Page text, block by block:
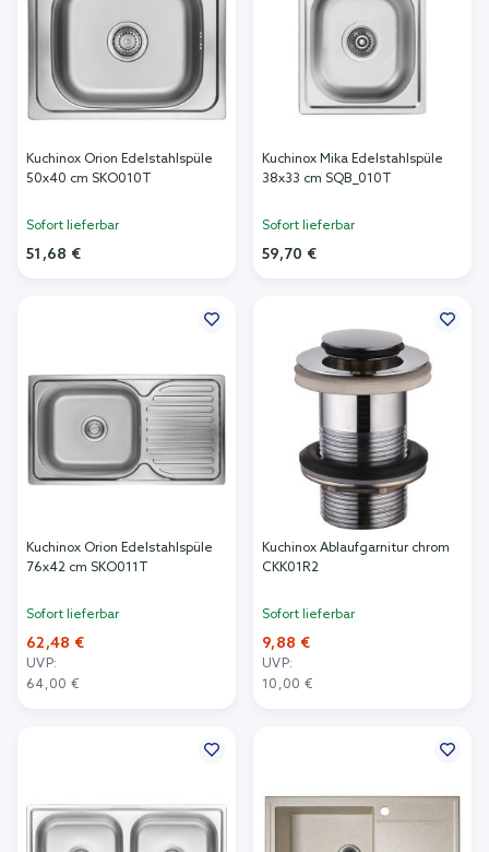
Kuchinox Orion Edelstahlspüle
50x40 cm SKO010T
Sofort lieferbar
51,68 €
Kuchinox Mika Edelstahlspüle
38x33 cm SQB_010T
Sofort lieferbar
59,70 €
Kuchinox Orion Edelstahlspüle
76x42 cm SKO011T
Sofort lieferbar
62,48 €
UVP:
64,00 €
Kuchinox Ablaufgarnitur chrom
CKK01R2
Sofort lieferbar
9,88 €
UVP:
10,00 €